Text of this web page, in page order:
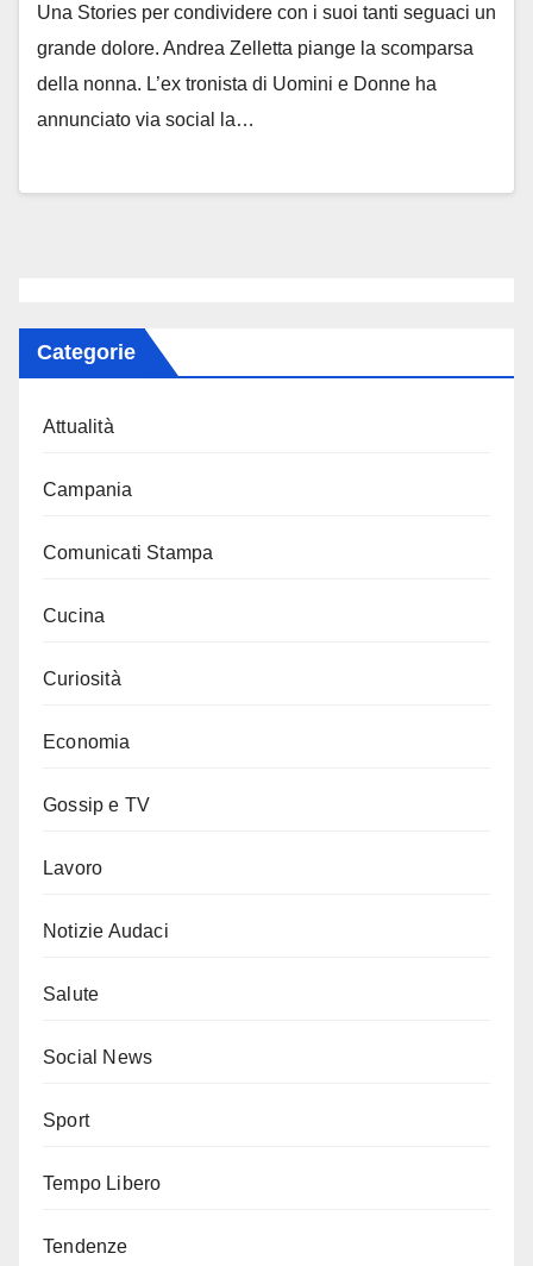
Una Stories per condividere con i suoi tanti seguaci un
grande dolore. Andrea Zelletta piange la scomparsa
della nonna. L’ex tronista di Uomini e Donne ha
annunciato via social la…
Categorie
Attualità
Campania
Comunicati Stampa
Cucina
Curiosità
Economia
Gossip e TV
Lavoro
Notizie Audaci
Salute
Social News
Sport
Tempo Libero
Tendenze